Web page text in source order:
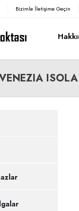
Bizimle İletişime Geçin